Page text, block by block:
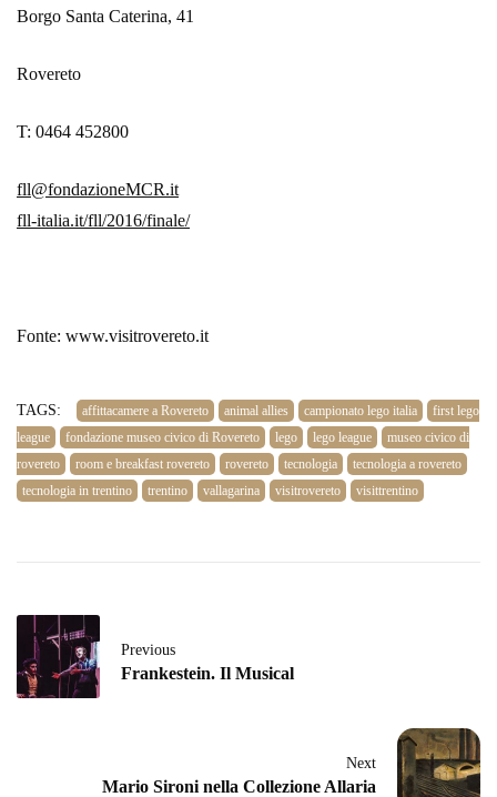
Borgo Santa Caterina, 41
Rovereto
T: 0464 452800
fll@fondazioneMCR.it
fll-italia.it/fll/2016/finale/
Fonte: www.visitrovereto.it
TAGS: affittacamere a Rovereto animal allies campionato lego italia
first lego
league
fondazione museo civico di Rovereto lego lego league
museo civico di
rovereto
room e breakfast rovereto rovereto tecnologia
tecnologia a rovereto
tecnologia in trentino
trentino vallagarina visitrovereto visittrentino
Previous
Frankestein. Il Musical
Next
Mario Sironi nella Collezione Allaria